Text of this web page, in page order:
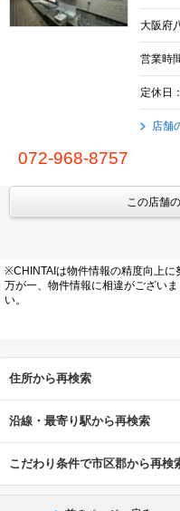
大阪府
営業時
定休日
店舗
072-968-8757
この店舗
※CHINTAIは物件情報の精度向上に
万が一、物件情報に相違がございま
い。
住所から再検索
沿線・最寄り駅から再検索
こだわり条件で市区郡から再検